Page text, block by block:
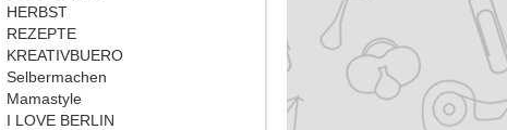
HERBST
REZEPTE
KREATIVBUERO
Selbermachen
Mamastyle
I LOVE BERLIN